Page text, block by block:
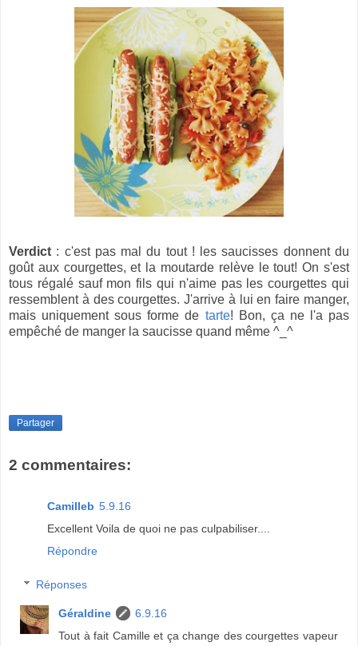
Verdict : c'est pas mal du tout ! les saucisses donnent du
goût aux courgettes, et la moutarde relève le tout! On s'est
tous régalé sauf mon fils qui n'aime pas les courgettes qui
ressemblent à des courgettes. J'arrive à lui en faire manger,
mais uniquement sous forme de tarte! Bon, ça ne l'a pas
empêché de manger la saucisse quand même ^_^
Partager
2 commentaires:
Camilleb 5.9.16
Excellent Voila de quoi ne pas culpabiliser....
Répondre
Réponses
Géraldine
6.9.16
Tout à fait Camille et ça change des courgettes vapeur